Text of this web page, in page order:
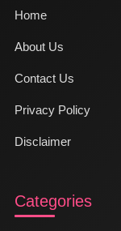
Home
About Us
Contact Us
Privacy Policy
Disclaimer
Categories